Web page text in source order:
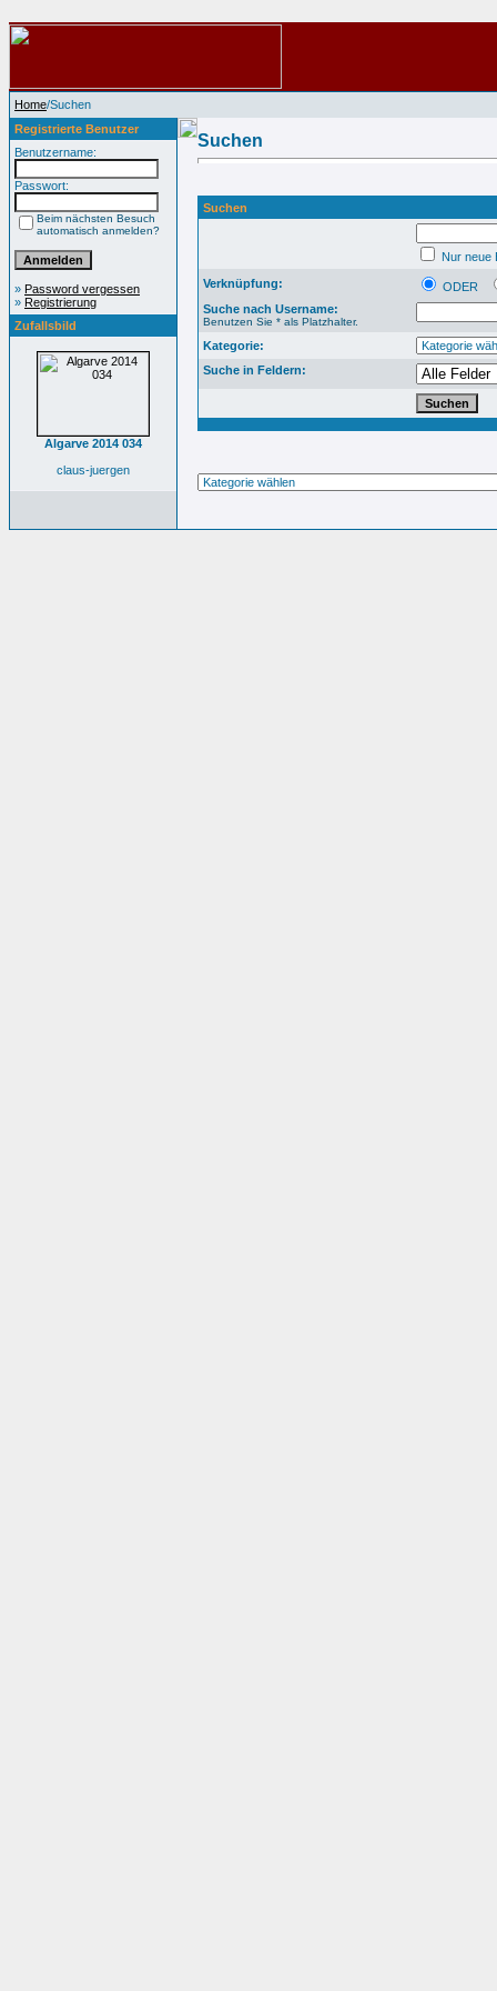
Home/Suchen
Registrierte Benutzer
Benutzername:
Passwort:
Beim nächsten Besuch
automatisch anmelden?
» Password vergessen
» Registrierung
Zufallsbild
Algarve 2014 034
claus-juergen
Suchen
Suchen
Nur neue
Verknüpfung:
ODER
Suche nach Username:
Benutzen Sie * als Platzhalter.
Kategorie:
Suche in Feldern: